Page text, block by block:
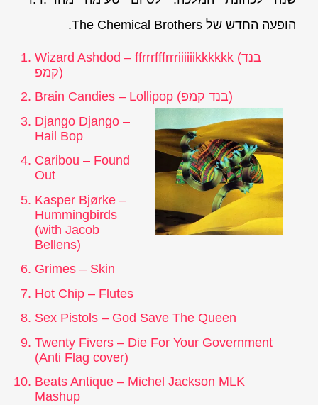
הופעה החדש של The Chemical Brothers.
Wizard Ashdod – ffrrrfffrrriiiiiikkkkkk (בנד
קמפ)
Brain Candies – Lollipop (בנד קמפ)
Django Django –
Hail Bop
Caribou – Found
Out
Kasper Bjørke –
Hummingbirds
(with Jacob
Bellens)
Grimes – Skin
Hot Chip – Flutes
Sex Pistols – God Save The Queen
Twenty Fivers – Die For Your Government
(Anti Flag cover)
Beats Antique – Michel Jackson MLK
Mashup